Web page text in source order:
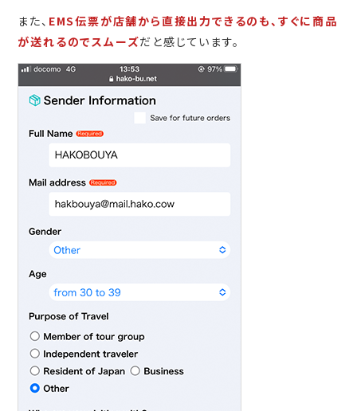
また、 EMS伝票が店舗から直接出力できるのも、すぐに商品
が送れるのでスムーズだと感じています。